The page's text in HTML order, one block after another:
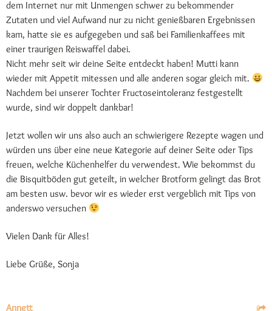
dem Internet nur mit Unmengen schwer zu bekommender
Zutaten und viel Aufwand nur zu nicht genießbaren Ergebnissen
kam, hatte sie es aufgegeben und saß bei Familienkaffees mit
einer traurigen Reiswaffel dabei.
Nicht mehr seit wir deine Seite entdeckt haben! Mutti kann
wieder mit Appetit mitessen und alle anderen sogar gleich mit.
Nachdem bei unserer Tochter Fructoseintoleranz festgestellt
wurde, sind wir doppelt dankbar!
Jetzt wollen wir uns also auch an schwierigere Rezepte wagen und
würden uns über eine neue Kategorie auf deiner Seite oder Tips
freuen, welche Küchenhelfer du verwendest. Wie bekommst du
die Bisquitböden gut geteilt, in welcher Brotform gelingt das Brot
am besten usw. bevor wir es wieder erst vergeblich mit Tips von
anderswo versuchen
Vielen Dank für Alles!
Liebe Grüße, Sonja
Annett